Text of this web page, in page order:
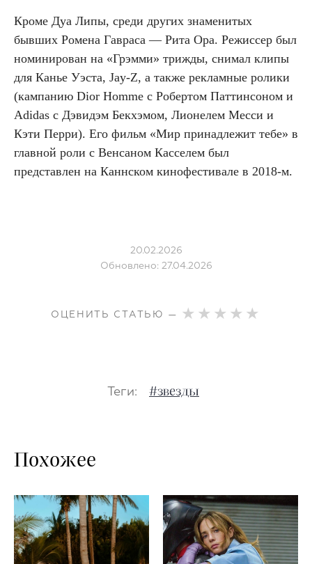
Кроме Дуа Липы, среди других знаменитых
бывших Ромена Гавраса — Рита Ора. Режиссер был
номинирован на «Грэмми» трижды, снимал клипы
для Канье Уэста, Jay-Z, а также рекламные ролики
(кампанию Dior Homme с Робертом Паттинсоном и
Adidas с Дэвидэм Бекхэмом, Лионелем Месси и
Кэти Перри). Его фильм «Мир принадлежит тебе» в
главной роли с Венсаном Касселем был
представлен на Каннском кинофестивале в 2018-м.
20.02.2026
Обновлено: 27.04.2026
ОЦЕНИТЬ СТАТЬЮ —
Теги: #звезды
Похожее